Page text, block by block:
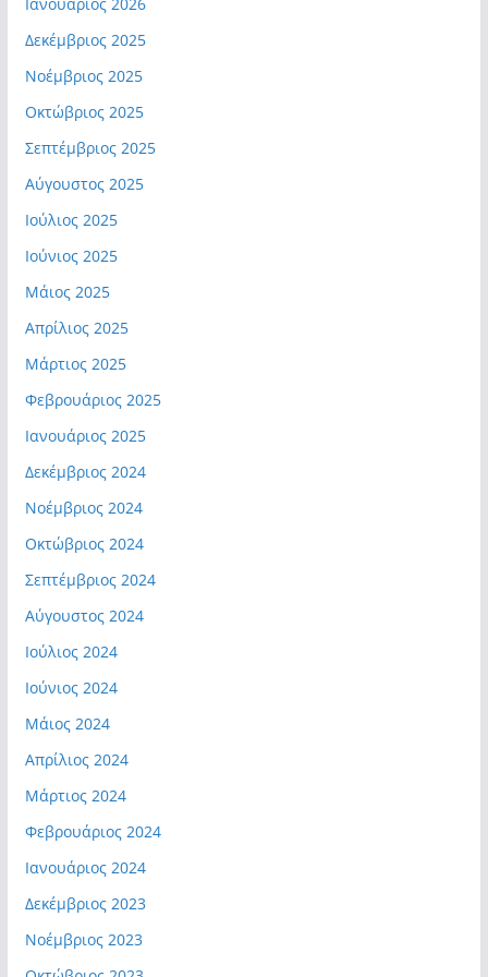
Δεκέμβριος 2025
Νοέμβριος 2025
Οκτώβριος 2025
Σεπτέμβριος 2025
Αύγουστος 2025
Ιούλιος 2025
Ιούνιος 2025
Μάιος 2025
Απρίλιος 2025
Μάρτιος 2025
Φεβρουάριος 2025
Ιανουάριος 2025
Δεκέμβριος 2024
Νοέμβριος 2024
Οκτώβριος 2024
Σεπτέμβριος 2024
Αύγουστος 2024
Ιούλιος 2024
Ιούνιος 2024
Μάιος 2024
Απρίλιος 2024
Μάρτιος 2024
Φεβρουάριος 2024
Ιανουάριος 2024
Δεκέμβριος 2023
Νοέμβριος 2023